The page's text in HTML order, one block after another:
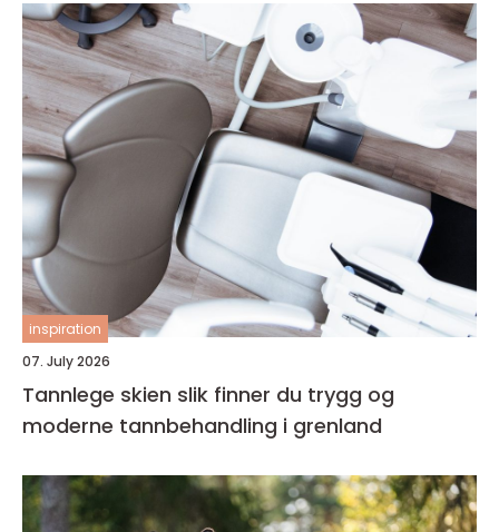
inspiration
07. July 2026
Tannlege skien slik finner du trygg og
moderne tannbehandling i grenland